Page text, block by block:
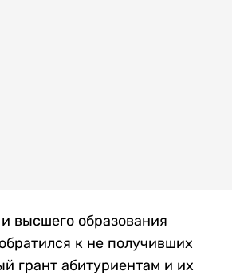
высшего образования
к не получивших
грант абитуриентам и их